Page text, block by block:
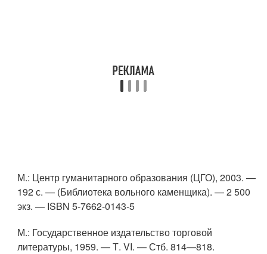
М.: Центр гуманитарного образования (ЦГО), 2003. —
192 с. — (Библиотека вольного каменщика). — 2 500
экз. — ISBN 5-7662-0143-5
М.: Государственное издательство торговой
литературы, 1959. — Т. VI. — Стб. 814—818.